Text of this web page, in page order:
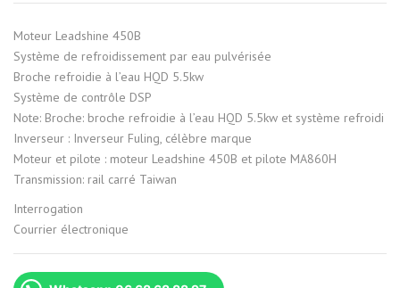
Moteur Leadshine 450B
Système de refroidissement par eau pulvérisée
Broche refroidie à l’eau HQD 5.5kw
Système de contrôle DSP
Note: Broche: broche refroidie à l’eau HQD 5.5kw et système refroidi
Inverseur : Inverseur Fuling, célèbre marque
Moteur et pilote : moteur Leadshine 450B et pilote MA860H
Transmission: rail carré Taiwan
Interrogation
Courrier électronique